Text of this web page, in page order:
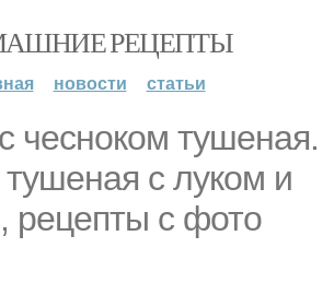
РЕЦЕПТЫ
новости статьи
чесноком тушеная.
с луком и
рецепты с фото